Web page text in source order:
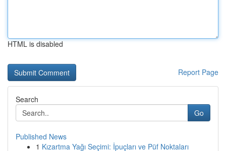
HTML is disabled
Report Page
Search
Go
Published News
1 Kızartma Yağı Seçimi: İpuçları ve Püf Noktaları